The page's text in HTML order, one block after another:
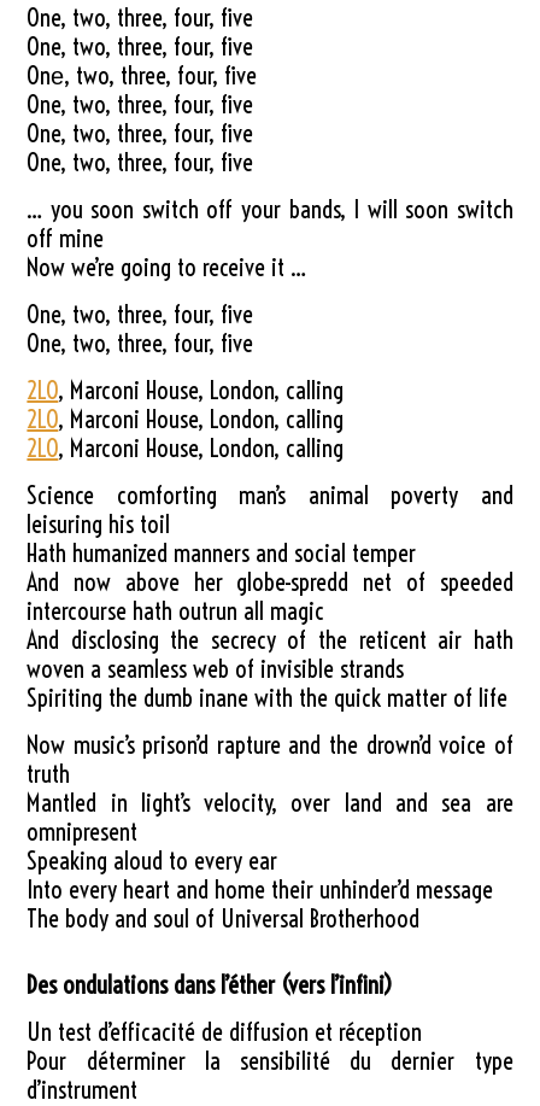
One, two, three, four, five
One, two, three, four, five
Onе, two, three, four, five
One, two, three, four, five
One, two, three, four, five
One, two, three, four, five
… you soon switch off your bands, I will soon switch
off mine
Now we’re going to receive it …
One, two, three, four, five
One, two, three, four, five
2LO, Marconi House, London, calling
2LO, Marconi House, London, calling
2LO, Marconi House, London, calling
Science comforting man’s animal poverty and
leisuring his toil
Hath humanized manners and social temper
And now above her globe-spredd net of speeded
intercourse hath outrun all magic
And disclosing the secrecy of the reticent air hath
woven a seamless web of invisible strands
Spiriting the dumb inane with the quick matter of life
Now music’s prison’d rapture and the drown’d voice of
truth
Mantled in light’s velocity, over land and sea are
omnipresent
Speaking aloud to every ear
Into every heart and home their unhinder’d message
The body and soul of Universal Brotherhood
Des ondulations dans l’éther (vers l’infini)
Un test d’efficacité de diffusion et réception
Pour déterminer la sensibilité du dernier type
d’instrument